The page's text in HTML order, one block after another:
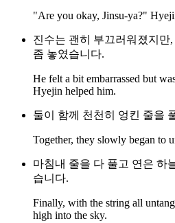
"Are you okay, Jinsu-ya?"
진수는 괜히 부끄러워졌지만
좀 놓였습니다.
He felt a bit embarrassed but
Hyejin helped him.
둘이 함께 천천히 엉킨 줄을
Together, they slowly began to
마침내 줄을 다 풀고 연은 하
습니다.
Finally, with the string all
high into the sky.